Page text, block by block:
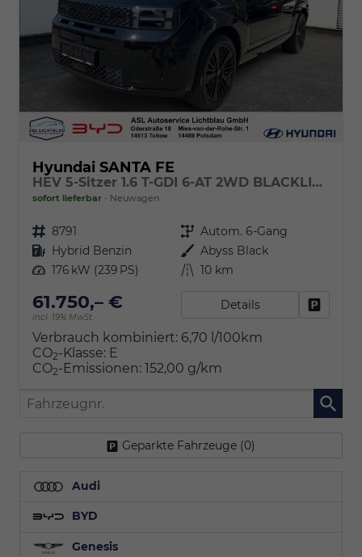
Hyundai SANTA FE
HEV 5-Sitzer 1.6 T-GDI 6-AT 2WD BLACKLINE Glas-Schiebedach
sofort lieferbar Neuwagen
Fahrzeugnr. 8791 Getriebe Autom. 6-Gang
Kraftstoff Hybrid Benzin Außenfarbe Abyss Black
Leistung 176 kW (239 PS) Kilometerstand 10 km
61.750,– €
incl. 19% MwSt.
Details
Verbrauch kombiniert: 6,70 l/100km
CO2-Klasse: E
CO2-Emissionen: 152,00 g/km
Fahrzeugnr.
Geparkte Fahrzeuge (0)
Audi
BYD
Genesis